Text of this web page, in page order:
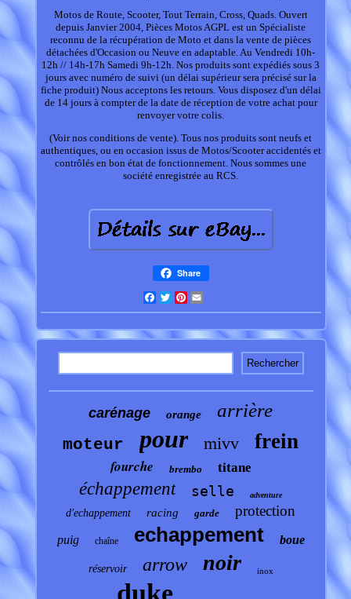
Motos de Route, Scooter, Tout Terrain, Cross, Quads. Ouvert
depuis Janvier 2004, Pièces Motos AGPL est un Spécialiste
reconnu de la récupération de Moto et dans la vente de pièces
détachées d'Occasion ou Neuve en adaptable. Au Vendredi 10h-
12h // 14h-17h Samedi 9h-12h. Nos produits sont expédiés sous 3
jours avec numéro de suivi (un délai supérieur sera précisé sur la
fiche produit) Nous acceptons les retours. Vous disposez d'un délai
de 14 jours à compter de la date de réception de votre achat pour
renvoyer votre colis.
(Voir nos conditions de vente). Tous nos produits sont neufs et
authentiques, ou en occasion issus de Motos/Scooter accidentés et
contrôlés en bon état de fonctionnement. Nous sommes une
société enregistrée au RCS.
Share
Facebook
TwitterPinterest
carénage orange arrière
moteur pour mivv frein
fourche brembo titane
échappement selle adventure
d'echappement racing garde protection
puig chaîne echappement boue
réservoir arrow noir inox